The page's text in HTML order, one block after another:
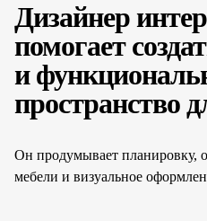
Дизайнер
помогает
и
пространство
Он продумывает планировку,
мебели и визуальное